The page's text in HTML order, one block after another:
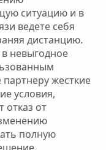
ситуацию и в
ведете себя
дистанцию.
невыгодное
жесткие
условия,
отказ от
полную